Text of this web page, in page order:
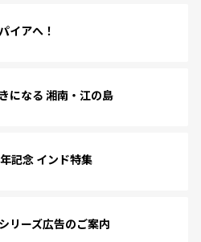
イアへ！
になる 湘南・江の島
記念 インド特集
リーズ広告のご案内